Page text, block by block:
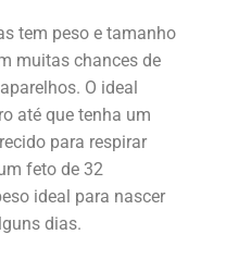
tem peso e tamanho
muitas chances de
O ideal
até que tenha um
para respirar
feto de 32
ideal para nascer
dias.